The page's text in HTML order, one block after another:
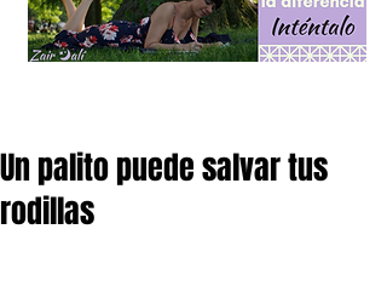
Un palito puede salvar tus
rodillas